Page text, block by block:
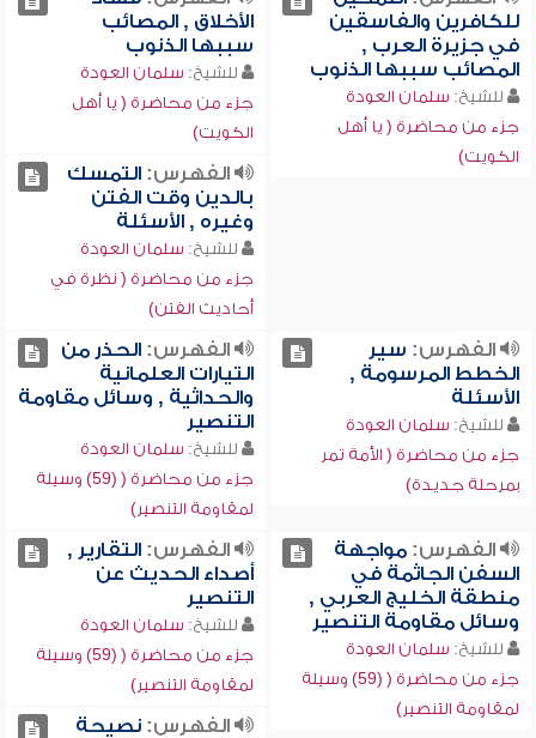
للكافرين والفاسقين
في جزيرة العرب ,
المصائب سببها الذنوب
للشيخ: سلمان العودة
جزء من محاضرة ( يا أهل
الكويت)
الأخلاق , المصائب
سببها الذنوب
للشيخ: سلمان العودة
جزء من محاضرة ( يا أهل
الكويت)
الفهرس:التمسك
بالدين وقت الفتن
وغيره , الأسئلة
للشيخ: سلمان العودة
جزء من محاضرة ( نظرة في
أحاديث الفتن)
الفهرس: سير
الخطط المرسومة ,
الأسئلة
للشيخ: سلمان العودة
جزء من محاضرة ( الأمة تمر
بمرحلة جديدة)
الفهرس:الحذر من
التيارات العلمانية
والحداثية , وسائل مقاومة
التنصير
للشيخ: سلمان العودة
جزء من محاضرة ( (59) وسيلة
لمقاومة التنصير)
الفهرس:مواجهة
السفن الجاثمة في
منطقة الخليج العربي ,
وسائل مقاومة التنصير
للشيخ: سلمان العودة
جزء من محاضرة ( (59) وسيلة
لمقاومة التنصير)
الفهرس:التقارير ,
أصداء الحديث عن
التنصير
للشيخ: سلمان العودة
جزء من محاضرة ( (59) وسيلة
لمقاومة التنصير)
الفهرس:نصيحة